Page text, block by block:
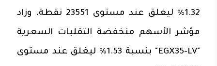
1.32% ليغلق عند مستوى 23551 نقطة، وزاد
مؤشر الأسهم منخفضة التقلبات السعرية
"EGX35-LV" بنسبة 1.53% ليغلق عند مستوى